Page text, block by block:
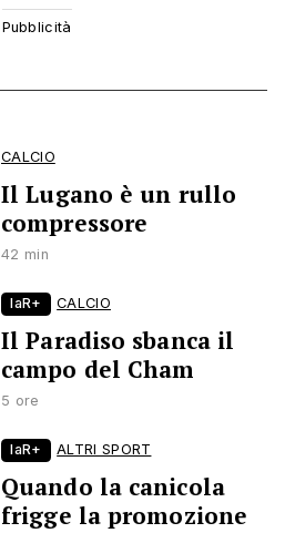
CALCIO
Il Lugano è un rullo
compressore
42 min
laR+ CALCIO
Il Paradiso sbanca il
campo del Cham
5 ore
laR+ ALTRI SPORT
Quando la canicola
frigge la promozione